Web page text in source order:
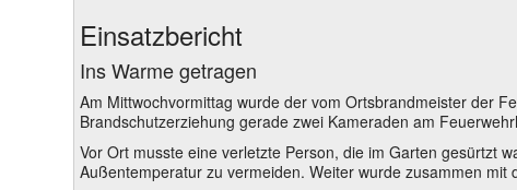
Einsatzbericht
Ins Warme getragen
Am Mittwochvormittag wurde der vom Ortsbrandmeister der
Brandschutzerziehung gerade zwei Kameraden am
Vor Ort musste eine verletzte Person, die im Garten gesürtzt
Außentemperatur zu vermeiden. Weiter wurde zusammen